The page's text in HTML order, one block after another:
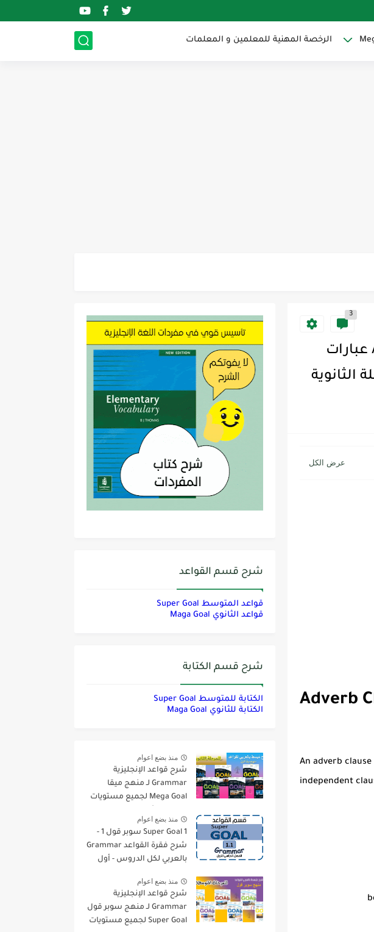
الرخصة المهنية للمعلمين و المعلمات
3
شرح ميقا قول 5 Mega Goal - شرح قاعدة Adverb Clauses عبارات
An adverb
independent
شرح قسم القواعد
قواعد المتوسط Super Goal
قواعد الثانوي Maga Goal
شرح قسم الكتابة
الكتابة للمتوسط Super Goal
الكتابة للثانوي Maga Goal
منذ بضع اعوام
شرح قواعد الإنجليزية
Grammar لـ منهج ميقا
Mega Goal لجميع مستويات
منذ بضع اعوام
Super Goal 1 سوبر قول 1 -
شرح فقرة القواعد Grammar
بالعربي لكل الدروس - أول
الأول
منذ بضع اعوام
شرح قواعد الإنجليزية
Grammar لـ منهج سوبر قول
Super Goal لجميع مستويات